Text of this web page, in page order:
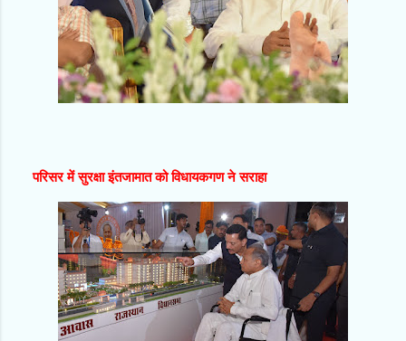
परिसर में सुरक्षा इंतजामात को विधायकगण ने सराहा